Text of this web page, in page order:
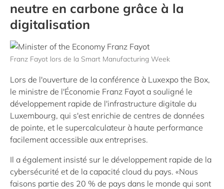
neutre en carbone grâce à la
digitalisation
Franz Fayot lors de la Smart Manufacturing Week
Lors de l'ouverture de la conférence à Luxexpo the Box,
le ministre de l'Économie Franz Fayot a souligné le
développement rapide de l'infrastructure digitale du
Luxembourg, qui s'est enrichie de centres de données
de pointe, et le supercalculateur à haute performance
facilement accessible aux entreprises.
Il a également insisté sur le développement rapide de la
cybersécurité et de la capacité cloud du pays. «Nous
faisons partie des 20 % de pays dans le monde qui sont